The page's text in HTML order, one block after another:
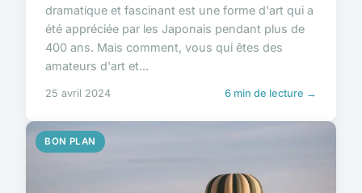
dramatique et fascinant est une forme d'art qui a
été appréciée par les Japonais pendant plus de
400 ans. Mais comment, vous qui êtes des
amateurs d'art et...
25 avril 2024 6 min de lecture →
BON PLAN